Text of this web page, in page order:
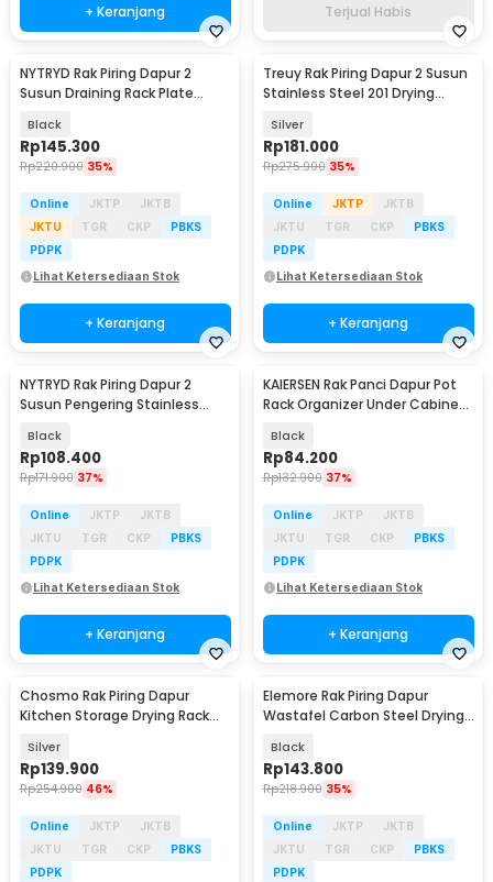
+ Keranjang Terjual Habis
NYTRYD Rak Piring Dapur 2
Susun Draining Rack Plate
Black
Rp145.300
Rp220.900 35%
Online JKTP
JKTB
JKTU
TGR CKP
PBKS
PDPK
Lihat Ketersediaan Stok
+ Keranjang
Treuy Rak Piring Dapur 2 Susun
Stainless Steel 201 Drying
Silver
Rp181.000
Rp275.900 35%
Online JKTP
JKTB
JKTU
TGR CKP
PBKS
PDPK
Lihat Ketersediaan Stok
+ Keranjang
NYTRYD Rak Piring Dapur 2
Susun Pengering Stainless
Black
Rp108.400
Rp171.900 37%
Online JKTP
JKTB
JKTU
TGR CKP
PBKS
PDPK
Lihat Ketersediaan Stok
+ Keranjang
KAIERSEN Rak Panci Dapur Pot
Rack Organizer Under Cabinet
Black
Rp84.200
Rp132.900 37%
Online JKTP
JKTB
JKTU
TGR CKP
PBKS
PDPK
Lihat Ketersediaan Stok
+ Keranjang
Chosmo Rak Piring Dapur
Kitchen Storage Drying Rack
Silver
Rp139.900
Rp254.900 46%
Online JKTP
JKTB
JKTU
TGR CKP
PBKS
PDPK
Elemore Rak Piring Dapur
Wastafel Carbon Steel Drying
Black
Rp143.800
Rp218.900 35%
Online JKTP
JKTB
JKTU
TGR CKP
PBKS
PDPK